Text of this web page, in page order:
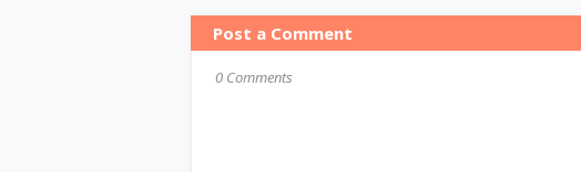
Post a Comment
0 Comments